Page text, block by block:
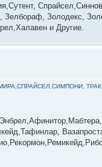
Золодекс,
и Другие.